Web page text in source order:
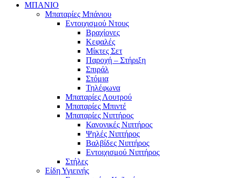
ΜΠΑΝΙΟ
Μπαταρίες Μπάνιου
Εντοιχισμού Ντους
Βραχίονες
Κεφαλές
Μίκτες Σετ
Παροχή – Στήριξη
Σπιράλ
Στόμια
Τηλέφωνα
Μπαταρίες Λουτρού
Μπαταρίες Μπιντέ
Μπαταρίες Νιπτήρος
Κανονικές Νιπτήρος
Ψηλές Νιπτήρος
Βαλβίδες Νιπτήρος
Εντοιχισμού Νιπτήρος
Στήλες
Είδη Υγιεινής